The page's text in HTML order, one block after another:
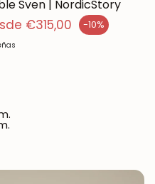
Sven | NordicStory
€315,00 -10%